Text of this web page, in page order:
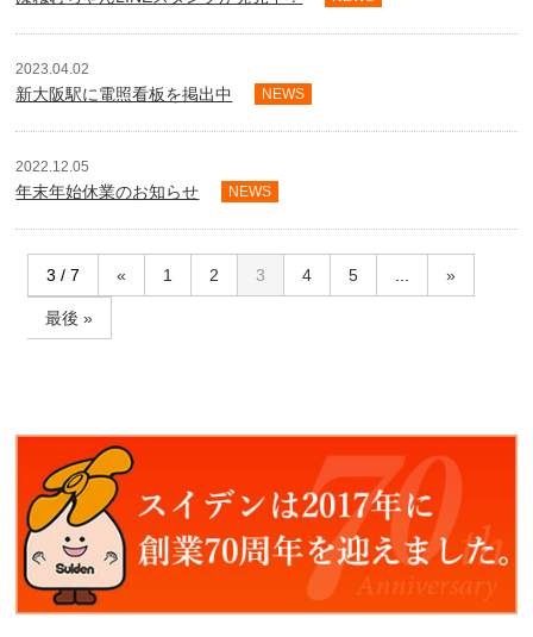
2023.04.02
新大阪駅に電照看板を掲出中 NEWS
2022.12.05
年末年始休業のお知らせ NEWS
3 / 7 « 1 2 3 4 5 »
最後 »